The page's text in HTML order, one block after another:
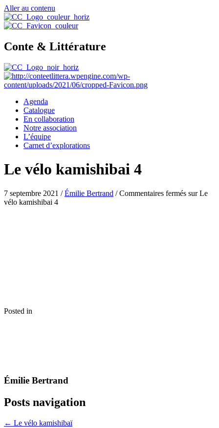
Aller au contenu
Conte & Littérature
Agenda
Catalogue
En collaboration
Notre association
L’équipe
Carnet d’explorations
Le vélo kamishibai 4
7 septembre 2021 /Émilie Bertrand /Commentaires fermés sur Le
vélo kamishibai 4
Posted in
Émilie Bertrand
Posts navigation
← Le vélo kamishibaï